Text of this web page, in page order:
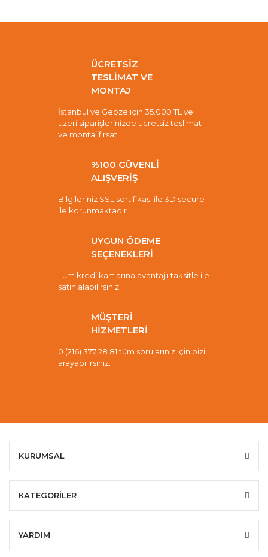
ÜCRETSİZ
TESLİMAT VE
MONTAJ
İstanbul ve Gebze için 35.000 TL ve
üzeri siparişlerinizde ücretsiz teslimat
ve montaj fırsatı!
%100 GÜVENLİ
ALIŞVERİŞ
Bilgileriniz SSL sertifikası ile 3D secure
ile korunmaktadır.
UYGUN ÖDEME
SEÇENEKLERİ
Tüm kredi kartlarına avantajlı taksitle ile
satın alabilirsiniz.
MÜŞTERİ
HİZMETLERİ
0 (216) 377 28 81 tüm sorularınız için bizi
arayabilirsiniz.
KURUMSAL
KATEGORİLER
YARDIM